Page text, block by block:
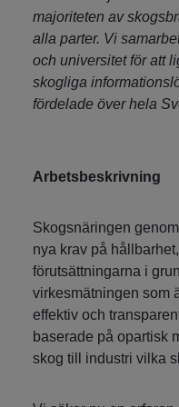
majoriteten av
alla parter. Vi
och universitet för att
skogliga
fördelade över hela
Arbetsbeskrivning
Skogsnäringen
nya krav på
förutsättningarna i
virkesmätningen som
effektiv och
baserade på opartisk
skog till industri vilka